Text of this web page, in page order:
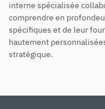
interne spécialisée
comprendre en
spécifiques et de leur
hautement
stratégique.